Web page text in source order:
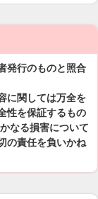
発行のものと照合
に関しては万全を
性を保証するもの
なる損害について
の責任を負いかね